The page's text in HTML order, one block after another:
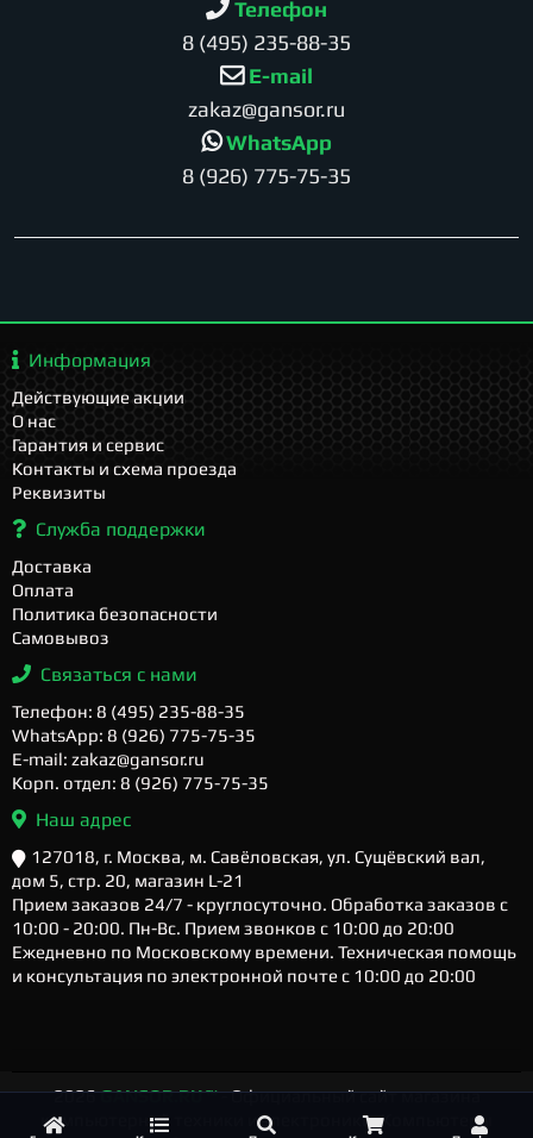
Телефон
8 (495) 235-88-35
E-mail
zakaz@gansor.ru
WhatsApp
8 (926) 775-75-35
Информация
Действующие акции
О нас
Гарантия и сервис
Контакты и схема проезда
Реквизиты
Служба поддержки
Доставка
Оплата
Политика безопасности
Самовывоз
Связаться с нами
Телефон: 8 (495) 235-88-35
WhatsApp: 8 (926) 775-75-35
E-mail: zakaz@gansor.ru
Корп. отдел: 8 (926) 775-75-35
Наш адрес
127018, г. Москва, м. Савёловская, ул. Сущёвский вал,
дом 5, стр. 20, магазин L-21
Прием заказов 24/7 - круглосуточно. Обработка заказов с
10:00 - 20:00. Пн-Вс. Прием звонков с 10:00 до 20:00
Ежедневно по Московскому времени. Техническая помощь
и консультация по электронной почте с 10:00 до 20:00
2026GANSOR.RU ™- Официальный сайт магазина
компьютерной техники и электроники. Компьютеры